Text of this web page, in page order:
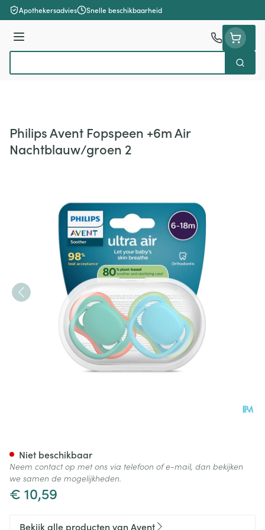
Ga naar de inhoud
Apothekersadvies Snelle beschikbaarheid
Menu
Zoek
Philips Avent Fopspeen +6m Air
Nachtblauw/groen 2
€ 10,59
Niet beschikbaar
Neem contact op met ons via telefoon of e-mail, dan bekijken
we samen de mogelijkheden.
Bekijk alle producten van Avent